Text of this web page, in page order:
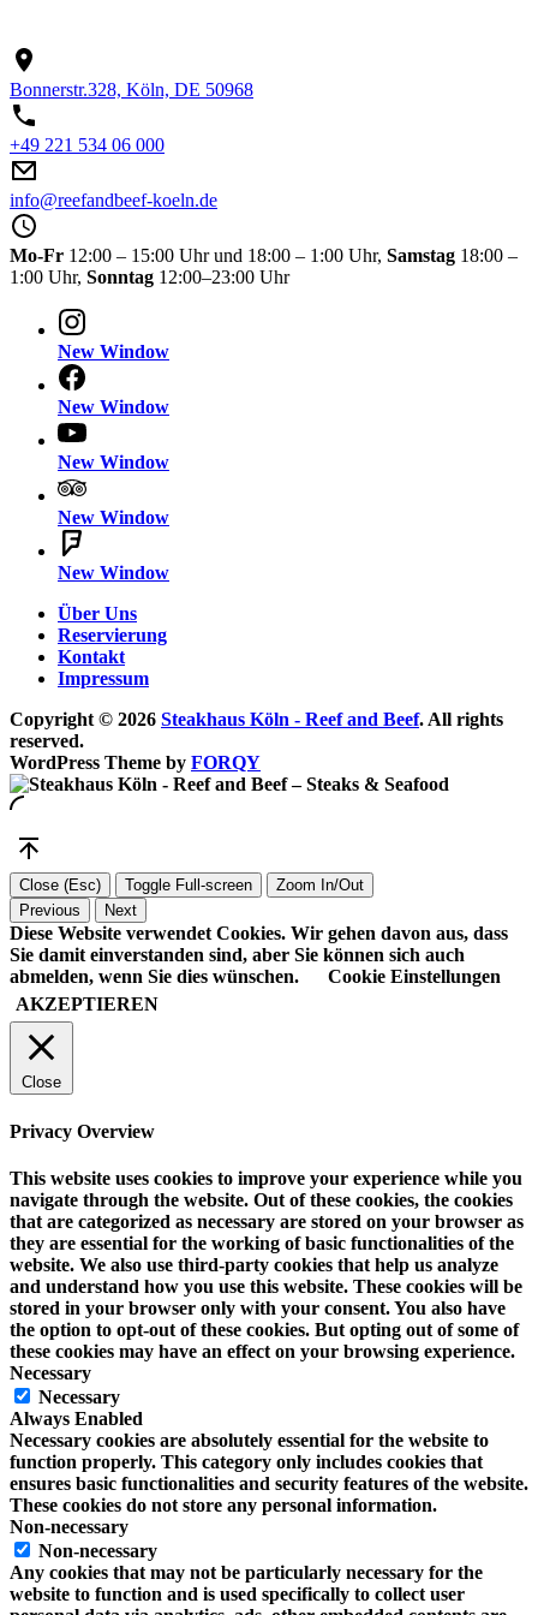
Bonnerstr.328, Köln, DE 50968
+49 221 534 06 000
info@reefandbeef-koeln.de
Mo-Fr 12:00 – 15:00 Uhr und 18:00 – 1:00 Uhr, Samstag 18:00 –
1:00 Uhr, Sonntag 12:00–23:00 Uhr
New Window
New Window
New Window
New Window
New Window
Über Uns
Reservierung
Kontakt
Impressum
Copyright © 2026 Steakhaus Köln - Reef and Beef. All rights
reserved.
WordPress Theme by FORQY
Close (Esc) Toggle Full-screen
Zoom In/Out
Previous
Next
Diese Website verwendet Cookies. Wir gehen davon aus, dass
Sie damit einverstanden sind, aber Sie können sich auch
abmelden, wenn Sie dies wünschen.
Cookie Einstellungen
AKZEPTIEREN
Close
Privacy Overview
This website uses cookies to improve your experience while you
navigate through the website. Out of these cookies, the cookies
that are categorized as necessary are stored on your browser as
they are essential for the working of basic functionalities of the
website. We also use third-party cookies that help us analyze
and understand how you use this website. These cookies will be
stored in your browser only with your consent. You also have
the option to opt-out of these cookies. But opting out of some of
these cookies may have an effect on your browsing experience.
Necessary
Necessary
Always Enabled
Necessary cookies are absolutely essential for the website to
function properly. This category only includes cookies that
ensures basic functionalities and security features of the website.
These cookies do not store any personal information.
Non-necessary
Non-necessary
Any cookies that may not be particularly necessary for the
website to function and is used specifically to collect user